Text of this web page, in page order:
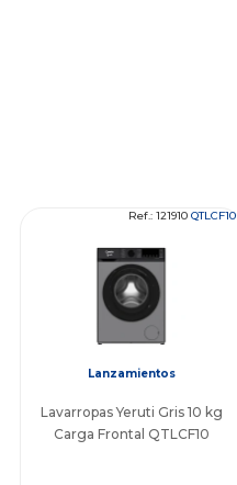
Ref.: 121910 QTLCF10
Lanzamientos
Lavarropas Yeruti Gris 10 kg
Carga Frontal QTLCF10